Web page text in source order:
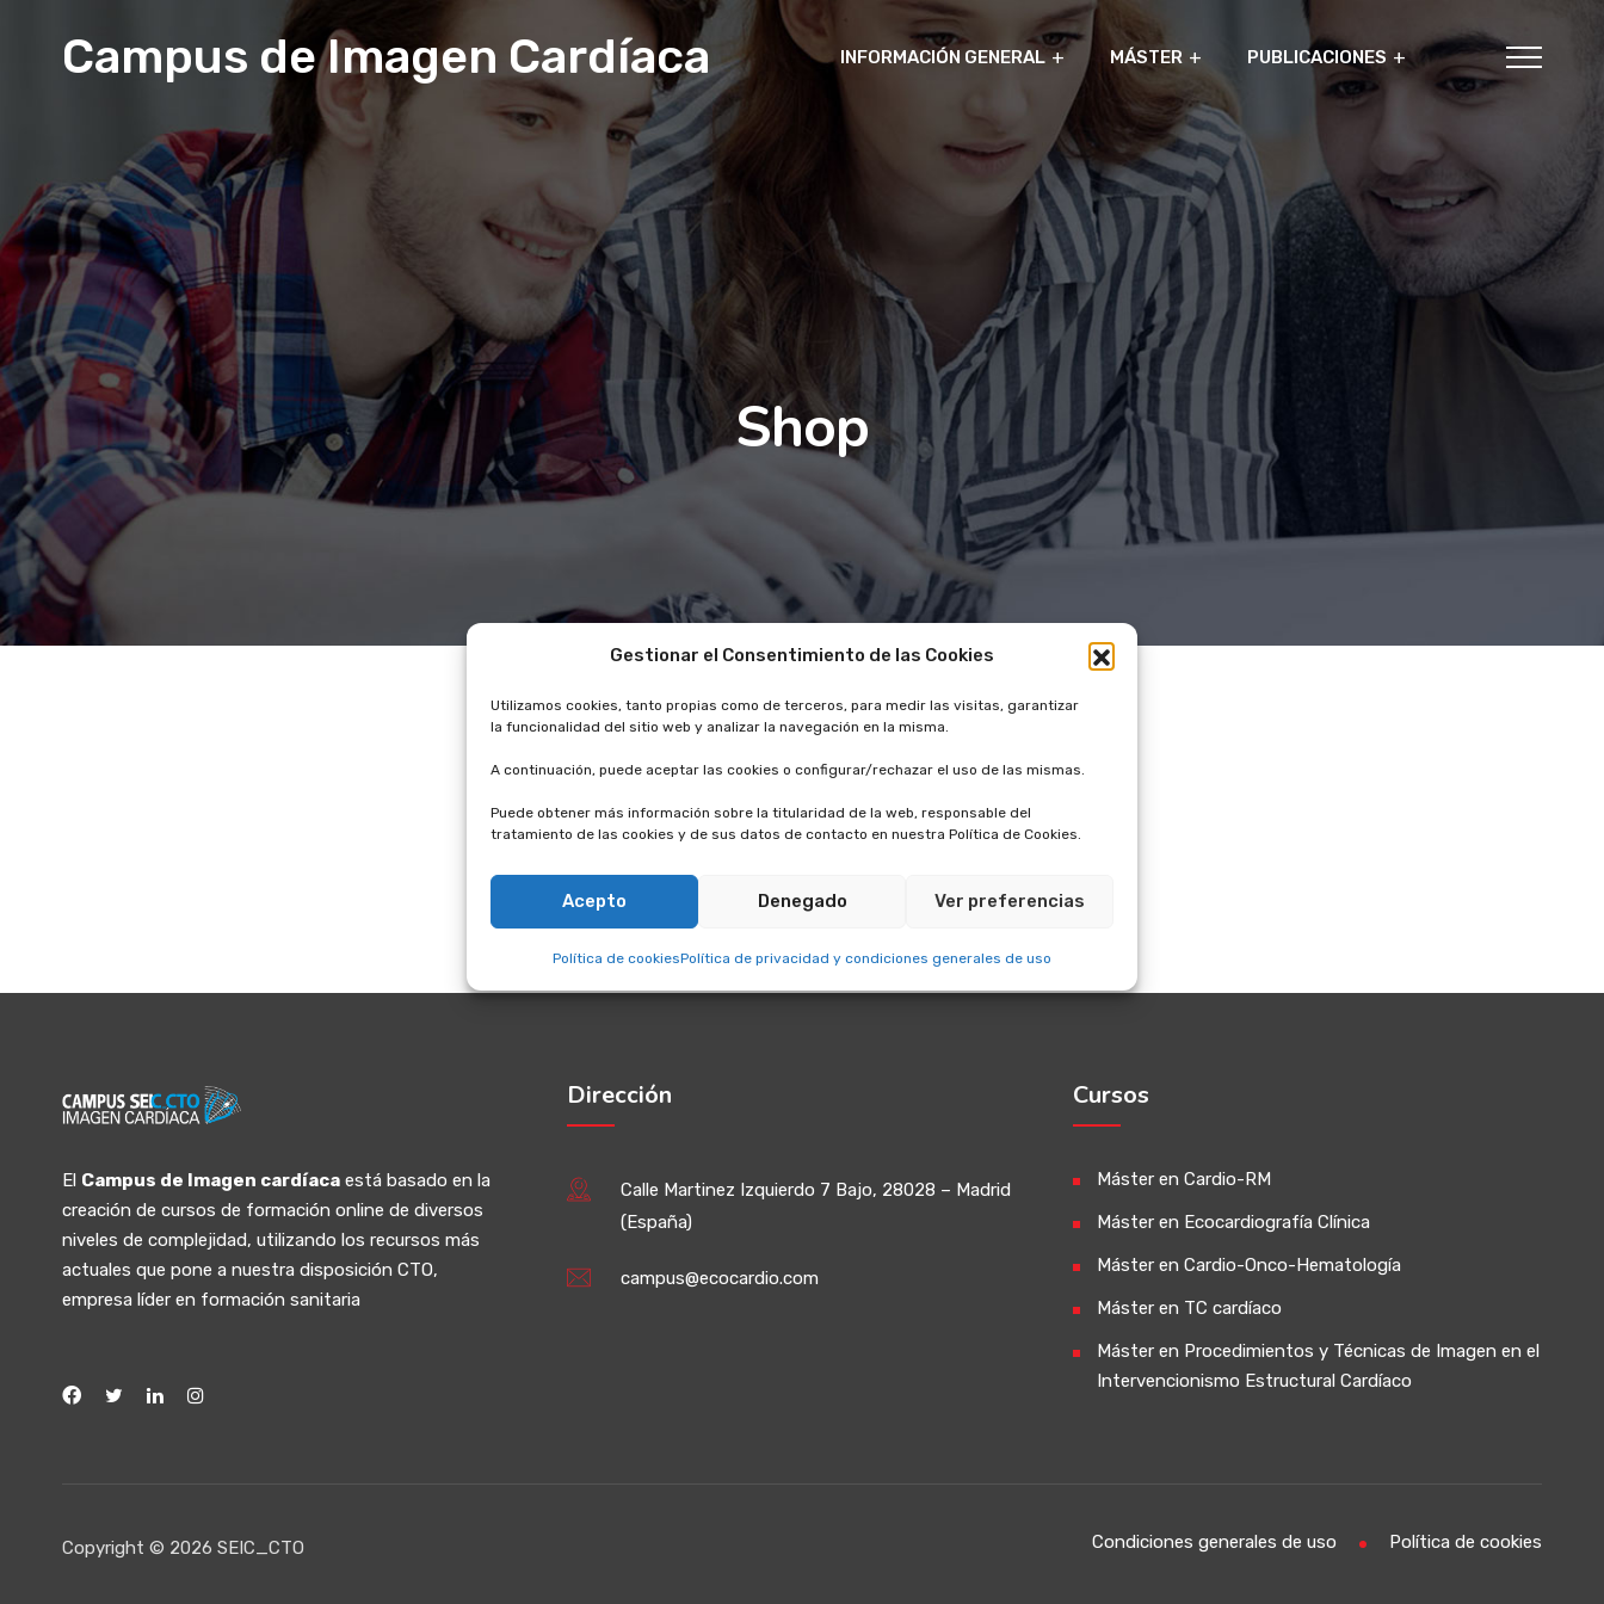
Gestionar el Consentimiento de las Cookies
Utilizamos cookies, tanto propias como de terceros, para medir las visitas, garantizar
la funcionalidad del sitio web y analizar la navegación en la misma.
A continuación, puede aceptar las cookies o configurar/rechazar el uso de las mismas.
Puede obtener más información sobre la titularidad de la web, responsable del
tratamiento de las cookies y de sus datos de contacto en nuestra Política de Cookies.
Acepto Denegado Ver preferencias
Política de cookiesPolítica de privacidad y condiciones generales de uso
Campus de Imagen Cardíaca INFORMACIÓN GENERAL MÁSTER PUBLICACIONES
Shop
El Campus de Imagen cardíaca está basado en la
creación de cursos de formación online de diversos
niveles de complejidad, utilizando los recursos más
actuales que pone a nuestra disposición CTO,
empresa líder en formación sanitaria
Dirección
Calle Martinez Izquierdo 7 Bajo, 28028 – Madrid
(España)
campus@ecocardio.com
Cursos
Máster en Cardio-RM
Máster en Ecocardiografía Clínica
Máster en Cardio-Onco-Hematología
Máster en TC cardíaco
Máster en Procedimientos y Técnicas de Imagen en el
Intervencionismo Estructural Cardíaco
Copyright © 2026 SEIC_CTO Condiciones generales de uso Política de cookies